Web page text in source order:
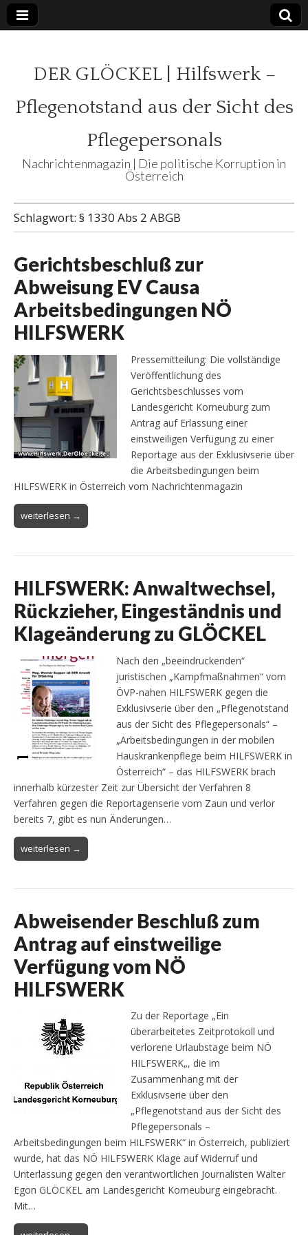
DER GLÖCKEL | Hilfswerk –
Pflegenotstand aus der Sicht des
Pflegepersonals
Nachrichtenmagazin | Die politische Korruption in
Österreich
Schlagwort: § 1330 Abs 2 ABGB
Gerichtsbeschluß zur
Abweisung EV Causa
Arbeitsbedingungen NÖ
HILFSWERK
Pressemitteilung: Die vollständige
Veröffentlichung des
Gerichtsbeschlusses vom
Landesgericht Korneuburg zum
Antrag auf Erlassung einer
einstweiligen Verfügung zu einer
Reportage aus der Exklusivserie über
die Arbeitsbedingungen beim
HILFSWERK in Österreich vom Nachrichtenmagazin
weiterlesen →
HILFSWERK: Anwaltwechsel,
Rückzieher, Eingeständnis und
Klageänderung zu GLÖCKEL
Nach den „beeindruckenden“
juristischen „Kampfmaßnahmen“ vom
ÖVP-nahen HILFSWERK gegen die
Exklusivserie über den „Pflegenotstand
aus der Sicht des Pflegepersonals“ –
„Arbeitsbedingungen in der mobilen
Hauskrankenpflege beim HILFSWERK in
Österreich“ – das HILFSWERK brach
innerhalb kürzester Zeit zur Übersicht der Verfahren 8
Verfahren gegen die Reportagenserie vom Zaun und verlor
bereits 7, gibt es nun Änderungen…
weiterlesen →
Abweisender Beschluß zum
Antrag auf einstweilige
Verfügung vom NÖ
HILFSWERK
Zu der Reportage „Ein
überarbeitetes Zeitprotokoll und
verlorene Urlaubstage beim NÖ
HILFSWERK„, die im
Zusammenhang mit der
Exklusivserie über den
„Pflegenotstand aus der Sicht des
Pflegepersonals –
Arbeitsbedingungen beim HILFSWERK“ in Österreich, publiziert
wurde, hat das NÖ HILFSWERK Klage auf Widerruf und
Unterlassung gegen den verantwortlichen Journalisten Walter
Egon GLÖCKEL am Landesgericht Korneuburg eingebracht.
Mit…